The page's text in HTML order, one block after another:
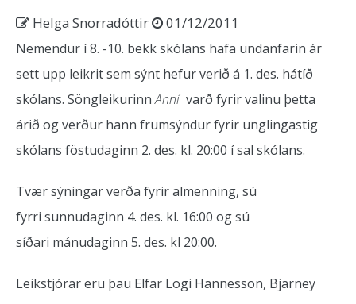
Helga Snorradóttir 01/12/2011
Nemendur í 8. -10. bekk skólans hafa undanfarin ár
sett upp leikrit sem sýnt hefur verið á 1. des. hátíð
skólans. SöngleikurinnAnní varð fyrir valinu þetta
árið og verður hann frumsýndur fyrir unglingastig
skólans föstudaginn 2. des. kl. 20:00 í sal skólans.
Tvær sýningar verða fyrir almenning, sú
fyrri sunnudaginn 4. des. kl. 16:00 og sú
síðari mánudaginn 5. des. kl 20:00.
Leikstjórar eru þau Elfar Logi Hannesson, Bjarney